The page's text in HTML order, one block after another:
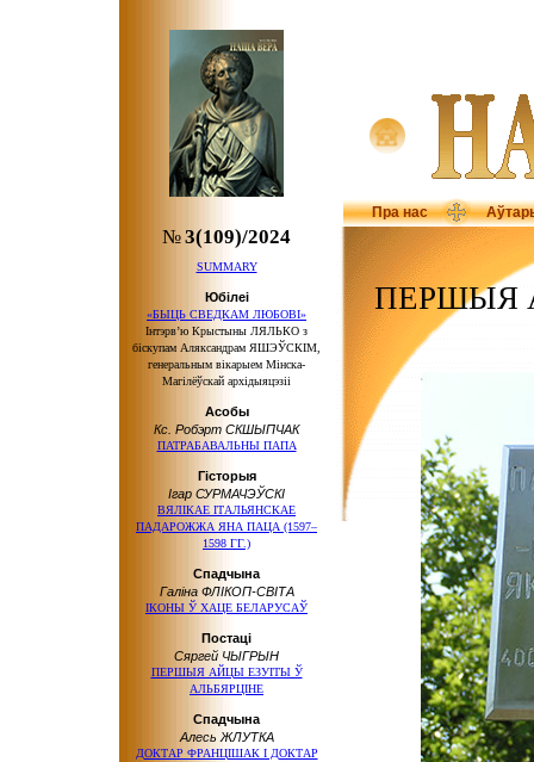
Пра нас
№3(109)/2024
SUMMARY
Юбілеі
«БЫЦЬ СВЕДКАМ ЛЮБОВІ»
Інтэрв’ю Крыстыны ЛЯЛЬКО з
біскупам Аляксандрам ЯШЭЎСКІМ,
генеральным вікарыем Мінска-
Магілёўскай архідыяцэзіі
Асобы
Кс. Робэрт СКШЫПЧАК
ПАТРАБАВАЛЬНЫ ПАПА
Гісторыя
Ігар СУРМАЧЭЎСКІ
ВЯЛІКАЕ ІТАЛЬЯНСКАЕ
ПАДАРОЖЖА ЯНА ПАЦА (1597–
1598 ГГ.)
Спадчына
Галіна ФЛІКОП-СВІТА
ІКОНЫ Ў ХАЦЕ БЕЛАРУСАЎ
Постаці
Сяргей ЧЫГРЫН
ПЕРШЫЯ АЙЦЫ ЕЗУІТЫ Ў
АЛЬБЯРЦІНЕ
Спадчына
Алесь ЖЛУТКА
ДОКТАР ФРАНЦІШАК І ДОКТАР
ПЕРШЫЯ